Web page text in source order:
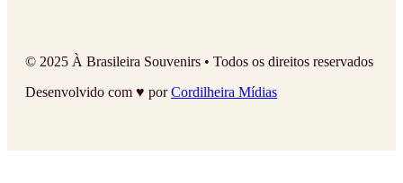
© 2025 À Brasileira Souvenirs • Todos os direitos reservados
Desenvolvido com ♥ porCordilheira Mídias